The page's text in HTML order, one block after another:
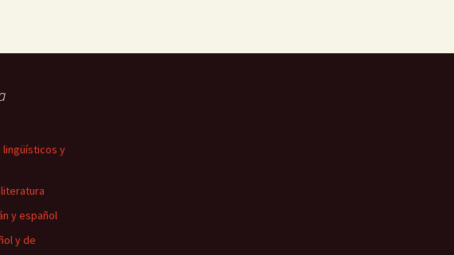
lingüísticos y
y español
y de